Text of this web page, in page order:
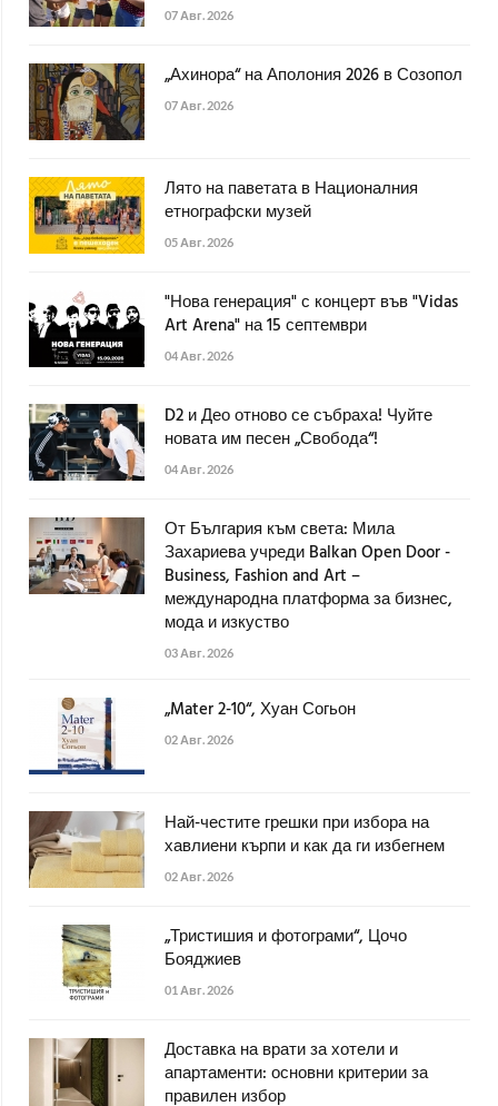
07 Авг. 2026
„Ахинора“ на Аполония 2026 в Созопол
07 Авг. 2026
Лято на паветата в Националния
етнографски музей
05 Авг. 2026
"Нова генерация" с концерт във "Vidas
Art Arena" на 15 септември
04 Авг. 2026
D2 и Део отново се събраха! Чуйте
новата им песен „Свобода“!
04 Авг. 2026
От България към света: Мила
Захариева учреди Balkan Open Door -
Business, Fashion and Art –
международна платформа за бизнес,
мода и изкуство
03 Авг. 2026
„Mater 2-10“, Хуан Согьон
02 Авг. 2026
Най-честите грешки при избора на
хавлиени кърпи и как да ги избегнем
02 Авг. 2026
„Тристишия и фотограми“, Цочо
Бояджиев
01 Авг. 2026
Доставка на врати за хотели и
апартаменти: основни критерии за
правилен избор